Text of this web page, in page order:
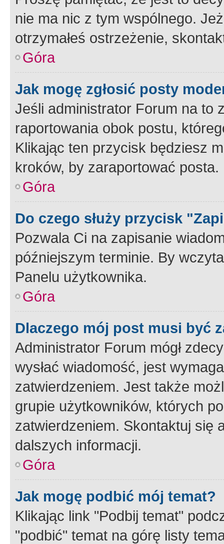
nie ma nic z tym wspólnego.
otrzymałeś ostrzeżenie,
Góra
Jak mogę zgłosić posty
Jeśli administrator Forum na to
raportowania obok postu,
Klikając ten przycisk będziesz
kroków, by zaraportować posta.
Góra
Do czego służy przycisk
Pozwala Ci na zapisanie
późniejszym terminie. By
Panelu użytkownika.
Góra
Dlaczego mój post musi być
Administrator Forum mógł
wysłać wiadomość, jest
zatwierdzeniem. Jest także
grupie użytkowników, których
zatwierdzeniem. Skontaktuj się
dalszych informacji.
Góra
Jak mogę podbić mój temat?
Klikając link "Podbij temat"
"podbić" temat na górę listy